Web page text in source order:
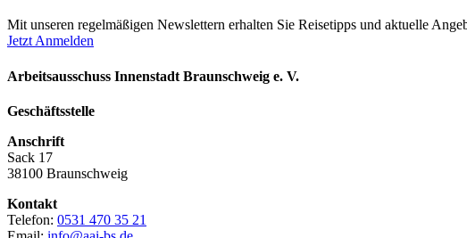
Mit unseren regelmäßigen Newslettern erhalten Sie Reisetipps und aktuelle
Jetzt Anmelden
Arbeitsausschuss Innenstadt Braunschweig e. V.
Geschäftsstelle
Anschrift
Sack 17
38100 Braunschweig
Kontakt
Telefon: 0531 470 35 21